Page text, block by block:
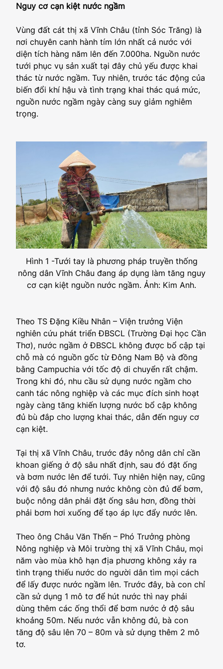
Nguy cơ cạn kiệt nước ngầm
Vùng đất cát thị xã Vĩnh Châu (tỉnh Sóc Trăng) là
nơi chuyên canh hành tím lớn nhất cả nước với
diện tích hàng năm lên đến 7.000ha. Nguồn nước
tưới phục vụ sản xuất tại đây chủ yếu được khai
thác từ nước ngầm. Tuy nhiên, trước tác động của
biến đổi khí hậu và tình trạng khai thác quá mức,
nguồn nước ngầm ngày càng suy giảm nghiêm
trọng.
Hình 1 -Tưới tay là phương pháp truyền thống
nông dân Vĩnh Châu đang áp dụng làm tăng nguy
cơ cạn kiệt nguồn nước ngầm. Ảnh: Kim Anh.
Theo TS Đặng Kiều Nhân – Viện trưởng Viện
nghiên cứu phát triển ĐBSCL (Trường Đại học Cần
Thơ), nước ngầm ở ĐBSCL không được bổ cập tại
chỗ mà có nguồn gốc từ Đông Nam Bộ và đồng
bằng Campuchia với tốc độ di chuyển rất chậm.
Trong khi đó, nhu cầu sử dụng nước ngầm cho
canh tác nông nghiệp và các mục đích sinh hoạt
ngày càng tăng khiến lượng nước bổ cập không
đủ bù đắp cho lượng khai thác, dẫn đến nguy cơ
cạn kiệt.
Tại thị xã Vĩnh Châu, trước đây nông dân chỉ cần
khoan giếng ở độ sâu nhất định, sau đó đặt ống
và bơm nước lên để tưới. Tuy nhiên hiện nay, cũng
với độ sâu đó nhưng nước không còn đủ để bơm,
buộc nông dân phải đặt ống sâu hơn, đồng thời
phải bơm hơi xuống để tạo áp lực đẩy nước lên.
Theo ông Châu Văn Thến – Phó Trưởng phòng
Nông nghiệp và Môi trường thị xã Vĩnh Châu, mọi
năm vào mùa khô hạn địa phương không xảy ra
tình trạng thiếu nước do người dân tìm mọi cách
để lấy được nước ngầm lên. Trước đây, bà con chỉ
cần sử dụng 1 mô tơ để hút nước thì nay phải
dùng thêm các ống thổi để bơm nước ở độ sâu
khoảng 50m. Nếu nước vẫn không đủ, bà con
tăng độ sâu lên 70 – 80m và sử dụng thêm 2 mô
tơ.